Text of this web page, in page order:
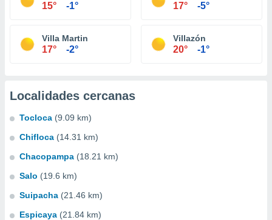
15° -1° 17° -5°
Villa Martin
17° -2°
Villazón
20° -1°
Localidades cercanas
Tocloca (9.09 km)
Chifloca (14.31 km)
Chacopampa (18.21 km)
Salo (19.6 km)
Suipacha (21.46 km)
Espicaya (21.84 km)